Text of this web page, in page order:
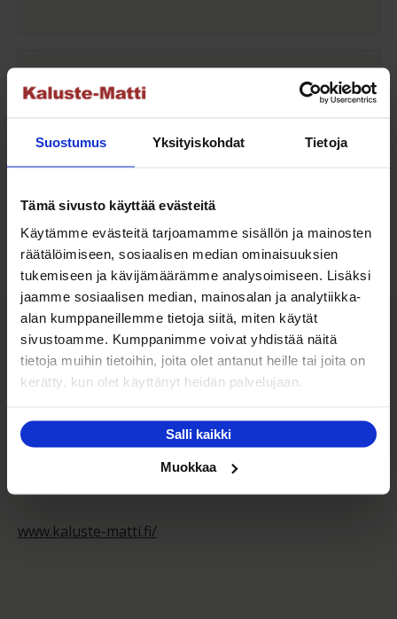
Suostumus Yksityiskohdat Tietoja
Tämä sivusto käyttää evästeitä
Käytämme evästeitä tarjoamamme sisällön ja mainosten
räätälöimiseen, sosiaalisen median ominaisuuksien
tukemiseen ja kävijämäärämme analysoimiseen. Lisäksi
jaamme sosiaalisen median, mainosalan ja analytiikka-
alan kumppaneillemme tietoja siitä, miten käytät
sivustoamme. Kumppanimme voivat yhdistää näitä
tietoja muihin tietoihin, joita olet antanut heille tai joita on
kerätty, kun olet käyttänyt heidän palvelujaan.
Salli kaikki
Muokkaa
tuotteiden toimitukseen. Saat varmemmin tuotteet
ehjänä perille - ja vieläpä sisäänkannettuna!
Kuljetuksen hinta Suomessa alk. 59€!
Kaluste-Matti Oy
Kaluste-Matti Oy on vuonna 1994 perheyrityksenä
tukkumyymälä. Toimintamme perustana on tarjota
kodin laadukkaita huonekaluja edullisesti,
monipuolisesti ja palvelevasti ympäri Suomen.
www.kaluste-matti.fi/